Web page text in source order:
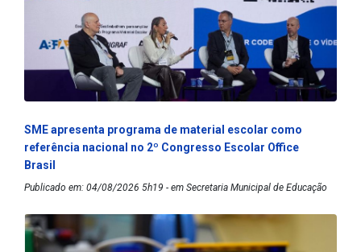
SME apresenta programa de material escolar como
referência nacional no 2º Congresso Escolar Office
Brasil
Publicado em: 04/08/2026 5h19 - em Secretaria Municipal de Educação